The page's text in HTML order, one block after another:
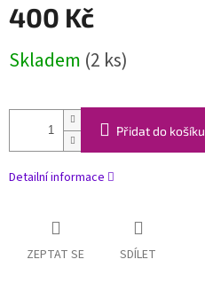
400 Kč
cena:
Skladem (2 ks)
Přidat do košíku
Detailní informace
ZEPTAT SE SDÍLET